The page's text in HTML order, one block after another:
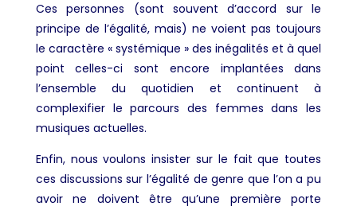
Ces personnes (sont souvent d’accord sur le
principe de l’égalité, mais) ne voient pas toujours
le caractère « systémique » des inégalités et à quel
point celles-ci sont encore implantées dans
l’ensemble du quotidien et continuent à
complexifier le parcours des femmes dans les
musiques actuelles.
Enfin, nous voulons insister sur le fait que toutes
ces discussions sur l’égalité de genre que l’on a pu
avoir ne doivent être qu’une première porte